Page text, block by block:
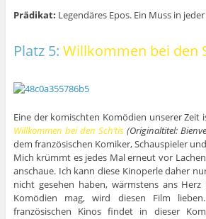
Prädikat: Legendäres Epos. Ein Muss in
Platz 5: Willkommen bei den
Eine der komischten Komödien unserer Zeit
Willkommen bei den Sch’tis (Originaltitel:
dem französischen Komiker, Schauspieler
Mich krümmt es jedes Mal erneut vor
anschaue. Ich kann diese Kinoperle daher
nicht gesehen haben, wärmstens ans Herz
Komödien mag, wird diesen Film
französischen Kinos findet in dieser